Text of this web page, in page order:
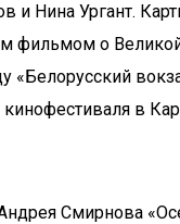
и Нина Ургант.
фильмом о
«Белорусский
в
Смирнова